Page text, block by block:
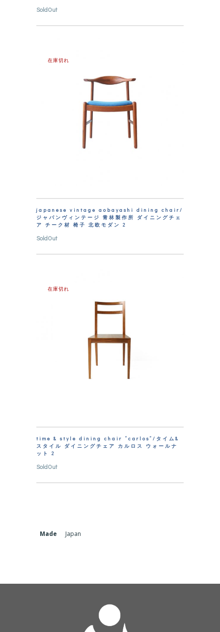
SoldOut
在庫切れ
japanese vintage aobayashi dining chair/
ジャパンヴィンテージ 青林製作所 ダイニングチェ
ア チーク材 椅子 北欧モダン 2
SoldOut
在庫切れ
time & style dining chair “carlos”/タイム&
スタイル ダイニングチェア カルロス ウォールナ
ット 2
SoldOut
Made Japan